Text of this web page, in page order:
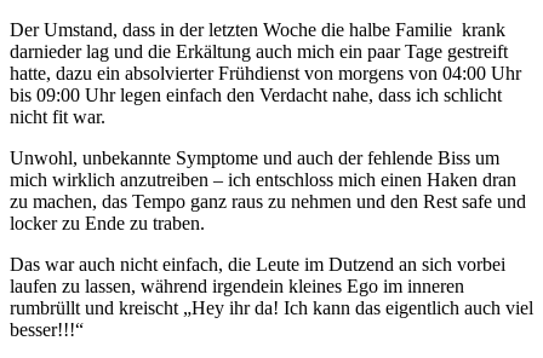
Der Umstand, dass in der letzten Woche die halbe Familie krank
darnieder lag und die Erkältung auch mich ein paar Tage gestreift
hatte, dazu ein absolvierter Frühdienst von morgens von 04:00 Uhr
bis 09:00 Uhr legen einfach den Verdacht nahe, dass ich schlicht
nicht fit war.
Unwohl, unbekannte Symptome und auch der fehlende Biss um
mich wirklich anzutreiben – ich entschloss mich einen Haken dran
zu machen, das Tempo ganz raus zu nehmen und den Rest safe und
locker zu Ende zu traben.
Das war auch nicht einfach, die Leute im Dutzend an sich vorbei
laufen zu lassen, während irgendein kleines Ego im inneren
rumbrüllt und kreischt „Hey ihr da! Ich kann das eigentlich auch viel
besser!!!“